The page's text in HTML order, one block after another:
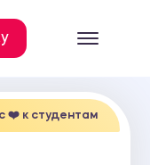
❤️ к студентам